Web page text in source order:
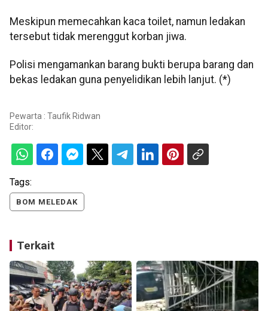
Meskipun memecahkan kaca toilet, namun ledakan
tersebut tidak merenggut korban jiwa.
Polisi mengamankan barang bukti berupa barang dan
bekas ledakan guna penyelidikan lebih lanjut. (*)
Pewarta : Taufik Ridwan
Editor:
Tags:
BOM MELEDAK
Terkait